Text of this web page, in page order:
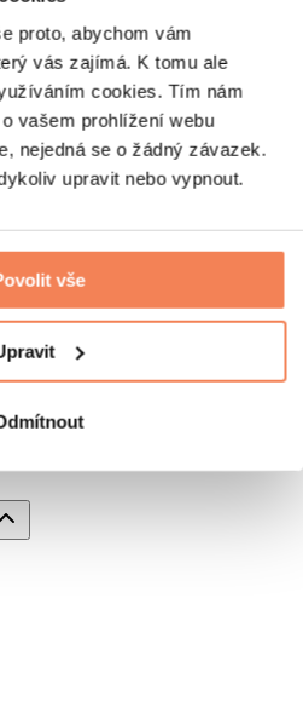
proto, abychom vám
vás zajímá. K tomu ale
cookies. Tím nám
vašem prohlížení webu
nejedná se o žádný závazek.
upravit nebo vypnout.
vše